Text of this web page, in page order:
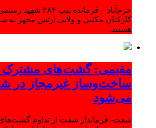
خرم‌آباد – فرمانده
کارکنان مکتبی و ولایی ارتش مجهز به
هستند.
مقیمی: گشت‌های مشترک
ساخت‌وساز غیرمجاز در
می‌شود
شفت- فرماندار شفت از تداوم